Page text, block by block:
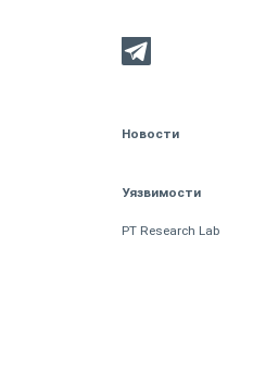
Новости
Уязвимости
PT Research Lab